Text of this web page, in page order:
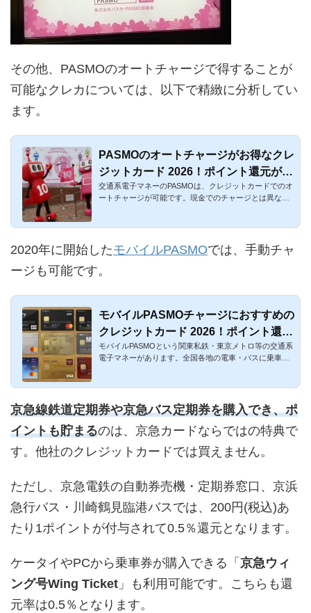
その他、PASMOのオートチャージで得することが
可能なクレカについては、以下で精緻に分析してい
ます。
PASMOのオートチャージがお得なクレ
ジットカード 2026！ポイント還元がお
得
交通系電子マネーのPASMOは、クレジットカードでのオ
ートチャージが可能です。現金でのチャージとは異な
2020年に開始したモバイルPASMOでは、手動チャ
ージも可能です。
モバイルPASMOチャージにおすすめの
クレジットカード 2026！ポイント還元
対象を解説
モバイルPASMOという関東私鉄・東京メトロ等の交通系
電子マネーがあります。全国各地の電車・バスに乗車で
京急線鉄道定期券や京急バス定期券を購入でき、ポ
イントも貯まるのは、京急カードならではの特典で
す。他社のクレジットカードでは買えません。
ただし、京急電鉄の自動券売機・定期券窓口、京浜
急行バス・川崎鶴見臨港バスでは、200円(税込)あ
たり1ポイントが付与されて0.5％還元となります。
ケータイやPCから乗車券が購入できる「 京急ウィ
ング号Wing Ticket 」も利用可能です。こちらも還
元率は0.5％となります。